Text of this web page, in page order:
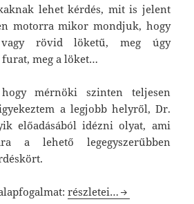
lehet kérdés, mit is jelent
motorra mikor mondjuk, hogy
rövid löketű, meg úgy
furat, meg a löket…
mérnöki szinten teljesen
a legjobb helyről, Dr.
előadásából idézni olyat, ami
a lehető legegyszerűbben
LRP ZZ.21C SQ
részletei…